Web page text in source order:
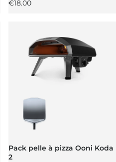
Prix régulier
€18.00
Pack pelle à pizza Ooni Koda
2